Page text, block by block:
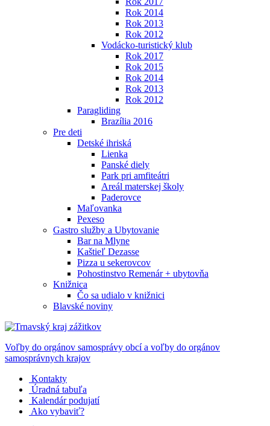
Rok 2014
Rok 2013
Rok 2012
Vodácko-turistický klub
Rok 2017
Rok 2015
Rok 2014
Rok 2013
Rok 2012
Paragliding
Brazília 2016
Pre deti
Detské ihriská
Lienka
Panské diely
Park pri amfiteátri
Areál materskej školy
Paderovce
Maľovanka
Pexeso
Gastro služby a Ubytovanie
Bar na Mlyne
Kaštieľ Dezasse
Pizza u sekerovcov
Pohostinstvo Remenár + ubytovňa
Knižnica
Čo sa udialo v knižnici
Blavské noviny
Voľby do orgánov samosprávy obcí a voľby do orgánov
samosprávnych krajov
Kontakty
Úradná tabuľa
Kalendár podujatí
Ako vybaviť?